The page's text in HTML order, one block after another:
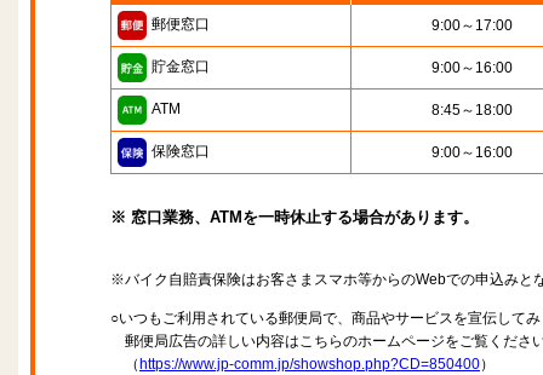
郵便窓口 9:00～17:00
貯金窓口 9:00～16:00
ATM 8:45～18:00
保険窓口 9:00～16:00
※ 窓口業務、ATMを一時休止する場合があります。
※バイク自賠責保険はお客さまスマホ等からのWebでの申込みと
○いつもご利用されている郵便局で、商品やサービスを宣伝して
郵便局広告の詳しい内容はこちらのホームページをご覧くださ
（ https://www.jp-comm.jp/showshop.php?CD=850400）